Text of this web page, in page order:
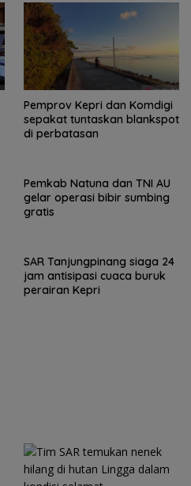
Pemprov Kepri dan Komdigi
sepakat tuntaskan blankspot
di perbatasan
Pemkab Natuna dan TNI AU
gelar operasi bibir sumbing
gratis
SAR Tanjungpinang siaga 24
jam antisipasi cuaca buruk
perairan Kepri